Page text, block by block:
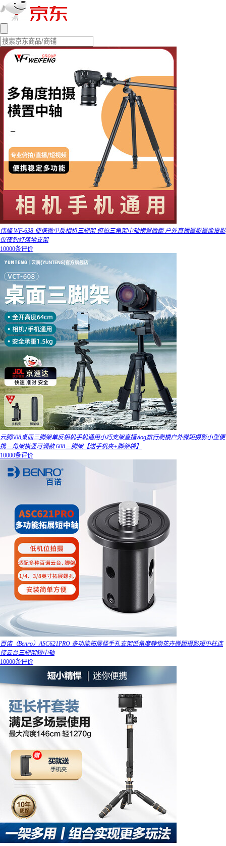
伟峰 WF-638 便携微单反相机三脚架 俯拍三角架中轴横置微距 户外直播摄影摄像投影
仪夜钓灯落地支架
10000条评价
云腾608桌面三脚架单反相机手机通用小巧支架直播vlog旅行爬楼户外微距摄影小型便
携三角架横竖可调款 608三脚架【送手机夹+脚架袋】
10000条评价
百诺（Benro）ASC621PRO 多功能拓展怪手孔支架低角度静物花卉微距摄影短中柱连
接云台三脚架短中轴
10000条评价